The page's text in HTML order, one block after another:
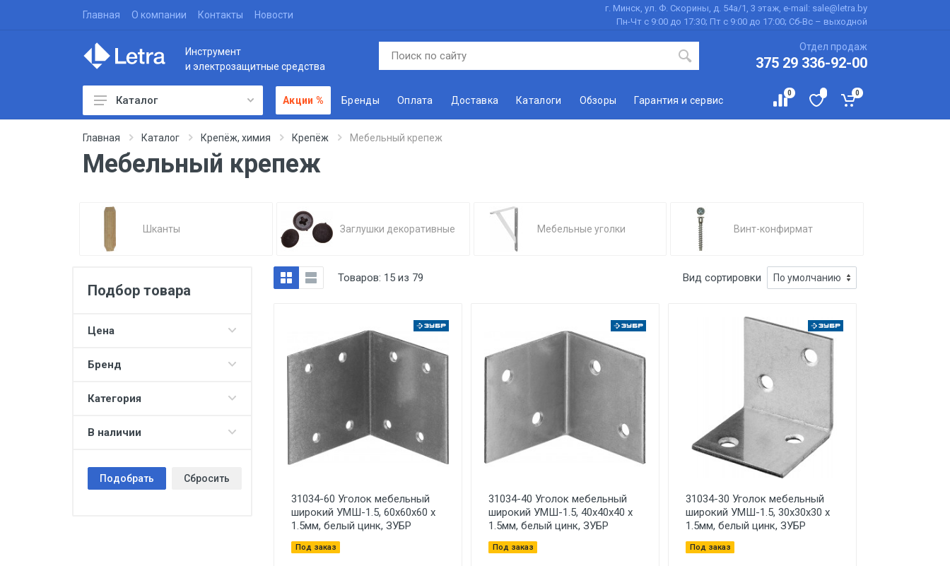
Главная О компании Контакты Новости
г. Минск, ул. Ф. Скорины, д. 54а/1, 3 этаж, e-mail: sale@letra.by
Пн-Чт с 9:00 до 17:30; Пт с 9:00 до 17:00; Сб-Вс – выходной
Инструмент
и электрозащитные средства
Отдел продаж
375 29 336-92-00
Каталог Акции % Бренды Оплата Доставка Каталоги Обзоры Гарантия и сервис
0 0
Главная Каталог Крепёж, химия Крепёж Мебельный крепеж
Мебельный крепеж
Шканты Заглушки декоративные Мебельные уголки Винт-конфирмат
Подбор товара
Цена
Бренд
Категория
В наличии
Подобрать Сбросить
Товаров: 15 из 79 Вид сортировки
31034-60 Уголок мебельный
широкий УМШ-1.5, 60х60х60 х
1.5мм, белый цинк, ЗУБР
Под заказ
31034-40 Уголок мебельный
широкий УМШ-1.5, 40х40х40 х
1.5мм, белый цинк, ЗУБР
Под заказ
31034-30 Уголок мебельный
широкий УМШ-1.5, 30х30х30 х
1.5мм, белый цинк, ЗУБР
Под заказ